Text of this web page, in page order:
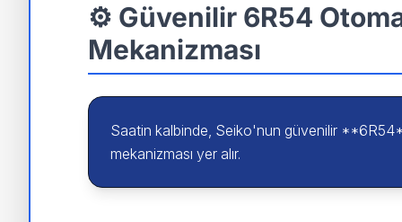
⚙️ Güvenilir 6R54
Mekanizması
Saatin kalbinde, Seiko'nun güvenilir
mekanizması yer alır.